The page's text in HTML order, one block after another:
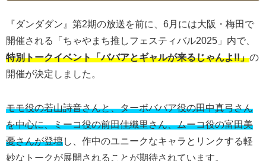
『ダンダダン』第2期の放送を前に、6月には大阪・梅田で
開催される「ちゃやまち推しフェスティバル2025」内で、
特別トークイベント「ババアとギャルが来るじゃんよ!!」の
開催が決定しました。
モモ役の若山詩音さんと、ターボババア役の田中真弓さん
を中心に、ミーコ役の前田佳織里さん、ムーコ役の富田美
憂さんが登壇し、作中のユニークなキャラとリンクする軽
妙なトークが展開されることが期待されています。